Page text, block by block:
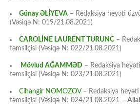
Günay ƏLİYEVA – Redaksiya heyəti
(Vəsiqə N: 019/21.08.2021)
CAROLİNE LAURENT TURUNC –
təmsilçisi (Vəsiqə N: 022/21.08.2021)
Mövlud AĞAMMƏD – Redaksiya
təmsilçisi (Vəsiqə N: 023/21.08.2021)
Cihangir NOMOZOV– Redaksiya heyəti
təmsilçisi (Vəsiqə N: 024/21.08.2021 –